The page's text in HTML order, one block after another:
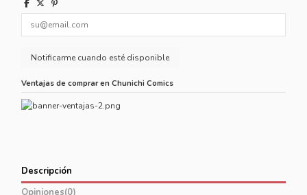
Ventajas de comprar en Chunichi Comics
Descripción
Opiniones(0)